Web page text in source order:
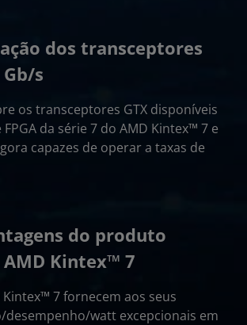
dos transceptores
s
os transceptores GTX disponíveis
da série 7 do AMD Kintex™ 7 e
capazes de operar a taxas de
do produto
AMD Kintex™ 7
Kintex™ 7 fornecem aos seus
watt excepcionais em